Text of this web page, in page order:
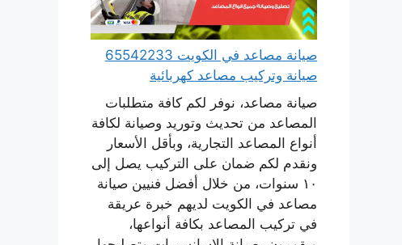
صيانة مصاعد في الكويت 65542233
صيانة وتركيب مصاعد كهربائية
صيانة مصاعد، نوفر لكم كافة متطلبات
المصاعد من تحديث وتوريد وصيانة لكافة
أنواع المصاعد التجارية، وبأقل الأسعار
ونقدم لكم ضمان على التركيب يصل إلى
١٠ سنوات، من خلال أفضل فنيين صيانة
مصاعد في الكويت لديهم خبرة عريقة
في تركيب المصاعد بكافة أنواعها،